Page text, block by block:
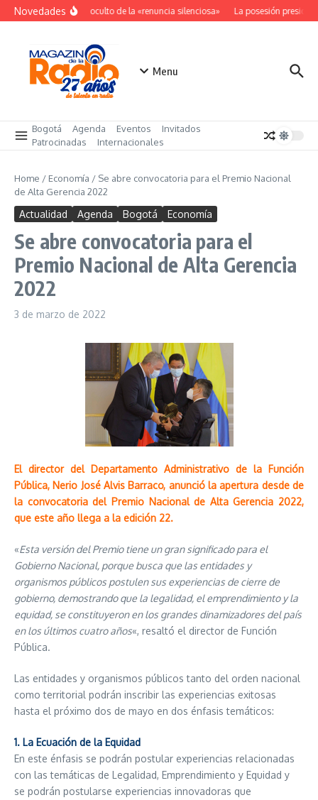
Saltar al contenido
NovedadesEl costo oculto de la «renuncia silenciosa» La posesión
Menu
Bogotá Agenda Eventos
Invitados
Patrocinadas
Internacionales
Home / Economía / Se abre convocatoria para el Premio Nacional
de Alta Gerencia 2022
Actualidad Agenda Bogotá Economía
Se abre convocatoria para el
Premio Nacional de Alta Gerencia
2022
3 de marzo de 2022
El director del Departamento Administrativo de la Función
Pública, Nerio José Alvis Barraco, anunció la apertura desde de
la convocatoria del Premio Nacional de Alta Gerencia 2022,
que este año llega a la edición 22.
«Esta versión del Premio tiene un gran significado para el
Gobierno Nacional, porque busca que las entidades y
organismos públicos postulen sus experiencias de cierre de
gobierno, demostrando que la legalidad, el emprendimiento y la
equidad, se constituyeron en los grandes dinamizadores del país
en los últimos cuatro años«, resaltó el director de Función
Pública.
Las entidades y organismos públicos tanto del orden nacional
como territorial podrán inscribir las experiencias exitosas
hasta el próximo dos de mayo en dos énfasis temáticos:
1. La Ecuación de la Equidad
En este énfasis se podrán postular experiencias relacionadas
con las temáticas de Legalidad, Emprendimiento y Equidad y
se podrán postularse experiencias innovadoras que